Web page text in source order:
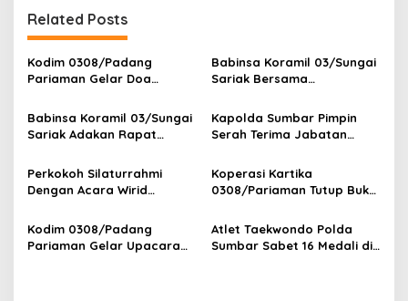
g
a
s
i
p
o
s
Related Posts
Kodim 0308/Padang
Pariaman Gelar Doa
Kodam XX/Tuanku Imam
Bonjol
Babinsa Koramil 03/Sungai
Sariak Bersama
VII Koto Melaksanakan
Seleksi Calon Anggota
Patamuan
Babinsa Koramil 03/Sungai
Sariak Adakan Rapat
RI Ke-81 Kantor Camat VII
Koto Patamuan
Kapolda Sumbar Pimpin
Serah Terima Jabatan
Kapolres Jajaran
Perkokoh Silaturrahmi
Dengan Acara Wirid
Masyarakat, Danramil
/Babinsa Koramil
Koperasi Kartika
0308/Pariaman Tutup Buku
Makodim
Kodim 0308/Padang
Pariaman Gelar Upacara
Atlet Taekwondo Polda
Sumbar Sabet 16 Medali di